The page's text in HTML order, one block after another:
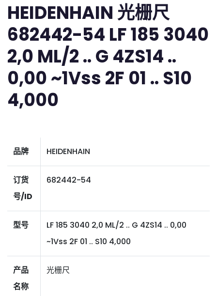
HEIDENHAIN 光栅尺
682442-54 LF 185 3040
2,0 ML/2 .. G 4ZS14 ..
0,00 ~1Vss 2F 01 .. S10
4,000
品牌 HEIDENHAIN
订货
号/ID
682442-54
型号
LF 185 3040 2,0 ML/2 .. G 4ZS14 .. 0,00
~1Vss 2F 01 .. S10 4,000
产品
名称
光栅尺